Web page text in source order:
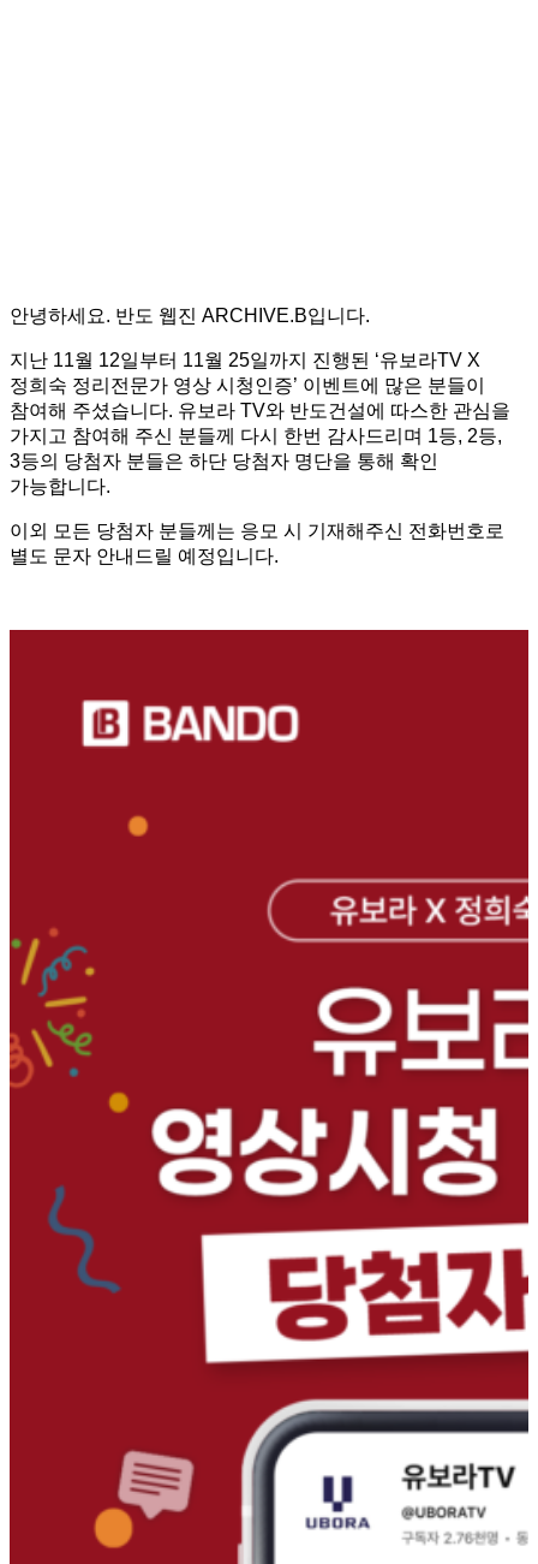
안녕하세요. 반도 웹진 ARCHIVE.B입니다.
지난 11월 12일부터 11월 25일까지 진행된 ‘유보라TV X
정희숙 정리전문가 영상 시청인증’ 이벤트에 많은 분들이
참여해 주셨습니다. 유보라 TV와 반도건설에 따스한 관심을
가지고 참여해 주신 분들께 다시 한번 감사드리며 1등, 2등,
3등의 당첨자 분들은 하단 당첨자 명단을 통해 확인
가능합니다.
이외 모든 당첨자 분들께는 응모 시 기재해주신 전화번호로
별도 문자 안내드릴 예정입니다.